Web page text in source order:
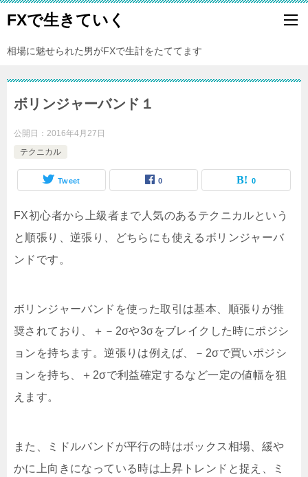
FXで生きていく
相場に魅せられた男がFXで生計をたててます
ボリンジャーバンド１
公開日： 2016年4月27日
テクニカル
Tweet 0 0
FX初心者から上級者まで人気のあるテクニカルという
と順張り、逆張り、どちらにも使えるボリンジャーバ
ンドです。
ボリンジャーバンドを使った取引は基本、順張りが推
奨されており、＋－2σや3σをブレイクした時にポジシ
ョンを持ちます。逆張りは例えば、－2σで買いポジシ
ョンを持ち、＋2σで利益確定するなど一定の値幅を狙
えます。
また、ミドルバンドが平行の時はボックス相場、緩や
かに上向きになっている時は上昇トレンドと捉え、ミ